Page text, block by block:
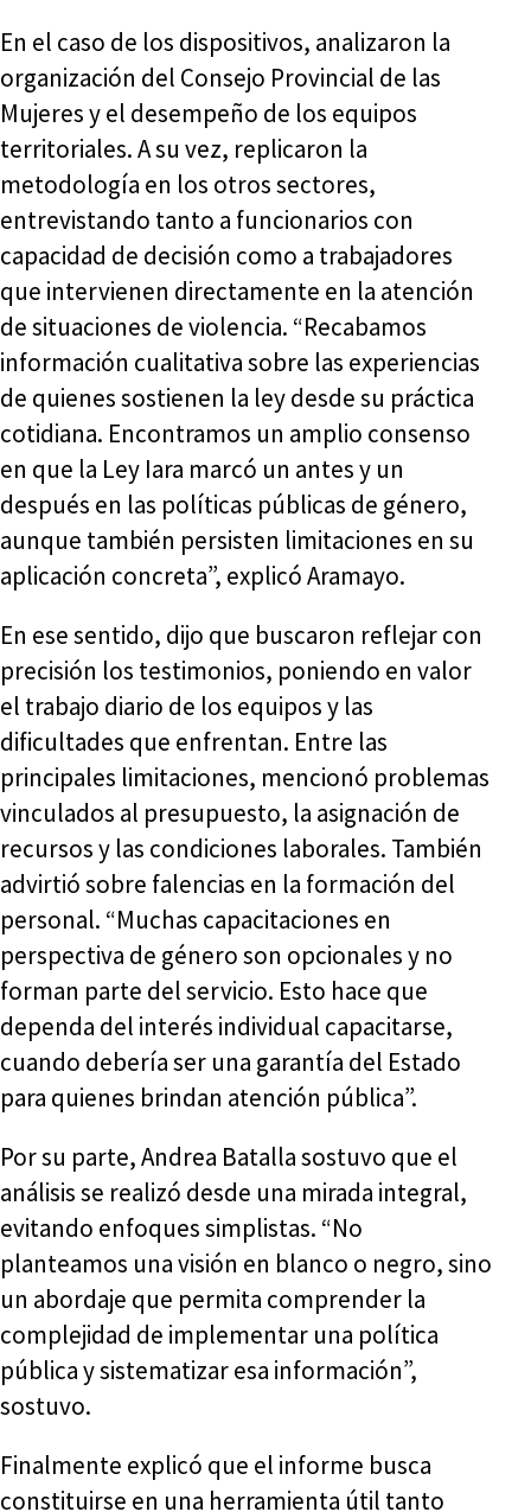
En el caso de los dispositivos, analizaron la
organización del Consejo Provincial de las
Mujeres y el desempeño de los equipos
territoriales. A su vez, replicaron la
metodología en los otros sectores,
entrevistando tanto a funcionarios con
capacidad de decisión como a trabajadores
que intervienen directamente en la atención
de situaciones de violencia. “Recabamos
información cualitativa sobre las experiencias
de quienes sostienen la ley desde su práctica
cotidiana. Encontramos un amplio consenso
en que la Ley Iara marcó un antes y un
después en las políticas públicas de género,
aunque también persisten limitaciones en su
aplicación concreta”, explicó Aramayo.
En ese sentido, dijo que buscaron reflejar con
precisión los testimonios, poniendo en valor
el trabajo diario de los equipos y las
dificultades que enfrentan. Entre las
principales limitaciones, mencionó problemas
vinculados al presupuesto, la asignación de
recursos y las condiciones laborales. También
advirtió sobre falencias en la formación del
personal. “Muchas capacitaciones en
perspectiva de género son opcionales y no
forman parte del servicio. Esto hace que
dependa del interés individual capacitarse,
cuando debería ser una garantía del Estado
para quienes brindan atención pública”.
Por su parte, Andrea Batalla sostuvo que el
análisis se realizó desde una mirada integral,
evitando enfoques simplistas. “No
planteamos una visión en blanco o negro, sino
un abordaje que permita comprender la
complejidad de implementar una política
pública y sistematizar esa información”,
sostuvo.
Finalmente explicó que el informe busca
constituirse en una herramienta útil tanto